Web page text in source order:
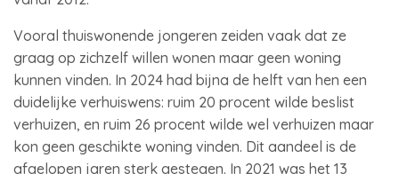
Vooral thuiswonende jongeren zeiden vaak dat ze
graag op zichzelf willen wonen maar geen woning
kunnen vinden. In 2024 had bijna de helft van hen een
duidelijke verhuiswens: ruim 20 procent wilde beslist
verhuizen, en ruim 26 procent wilde wel verhuizen maar
kon geen geschikte woning vinden. Dit aandeel is de
afgelopen jaren sterk gestegen. In 2021 was het 13